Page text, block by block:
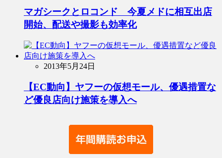
マガシークとロコンド 今夏メドに相互出店
開始、配送や撮影も効率化
2013年5月24日
【EC動向】ヤフーの仮想モール、優遇措置な
ど優良店向け施策を導入へ